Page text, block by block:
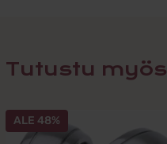
Tutustu myös
ALE 48%
Tällä
tuotteella